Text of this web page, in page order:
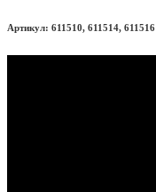
Артикул: 611510, 611514, 611516